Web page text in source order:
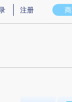
意图存在偏差。不代
注册